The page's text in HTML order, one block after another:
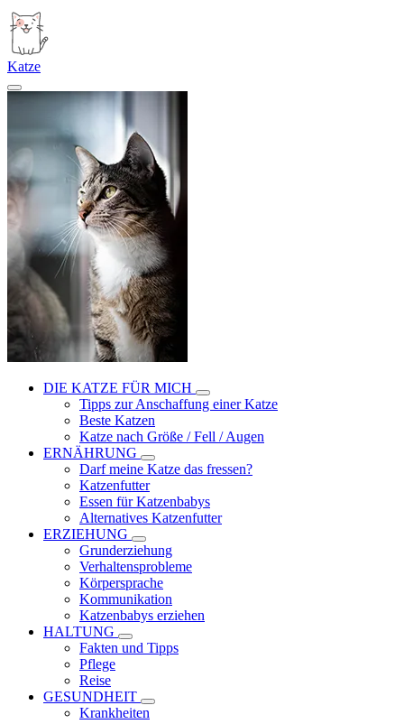
Katze
DIE KATZE FÜR MICH
Tipps zur Anschaffung einer Katze
Beste Katzen
Katze nach Größe / Fell / Augen
ERNÄHRUNG
Darf meine Katze das fressen?
Katzenfutter
Essen für Katzenbabys
Alternatives Katzenfutter
ERZIEHUNG
Grunderziehung
Verhaltensprobleme
Körpersprache
Kommunikation
Katzenbabys erziehen
HALTUNG
Fakten und Tipps
Pflege
Reise
GESUNDHEIT
Krankheiten